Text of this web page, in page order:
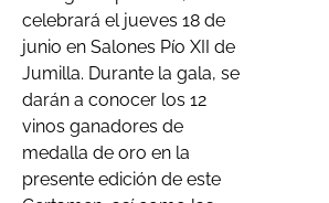
celebrará el jueves 18 de
junio en Salones Pío XII de
Jumilla. Durante la gala, se
darán a conocer los 12
vinos ganadores de
medalla de oro en la
presente edición de este